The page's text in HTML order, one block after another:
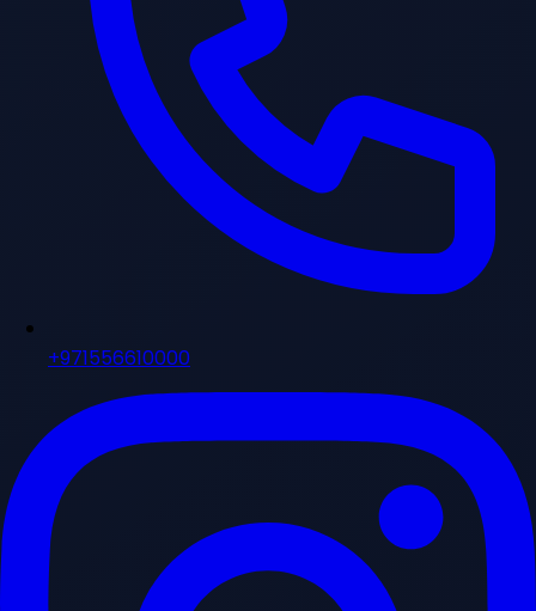
+971556610000